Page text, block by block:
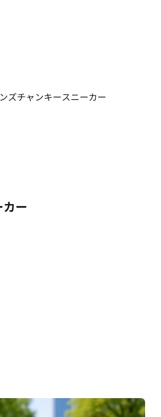
ズチャンキースニーカー
ー